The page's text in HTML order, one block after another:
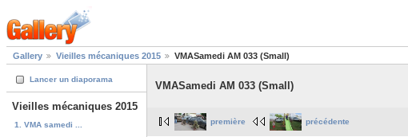
Gallery Vieilles mécaniques 2015 VMASamedi AM 033 (Small)
Lancer un diaporama
Vieilles mécaniques 2015
1. VMA samedi ...
VMASamedi AM 033 (Small)
première précédente